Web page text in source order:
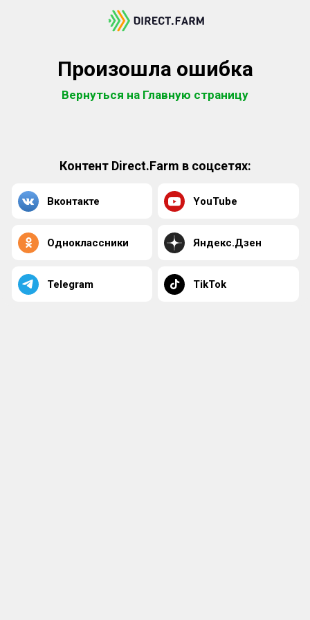
Произошла ошибка
Вернуться на Главную страницу
Контент Direct.Farm в соцсетях:
Вконтакте YouTube
Одноклассники Яндекс.Дзен
Telegram TikTok